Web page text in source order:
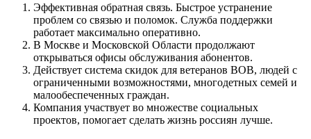
Эффективная обратная связь. Быстрое устранение
проблем со связью и поломок. Служба поддержки
работает максимально оперативно.
В Москве и Московской Области продолжают
открываться офисы обслуживания абонентов.
Действует система скидок для ветеранов ВОВ, людей с
ограниченными возможностями, многодетных семей и
малообеспеченных граждан.
Компания участвует во множестве социальных
проектов, помогает сделать жизнь россиян лучше.